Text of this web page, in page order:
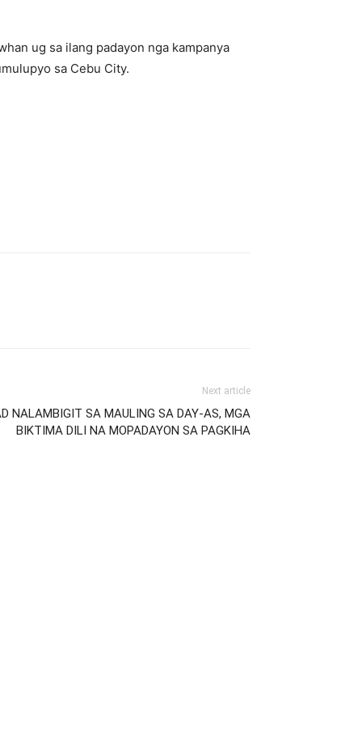
ug sa ilang padayon nga kampanya
sa Cebu City.
Next article
NALAMBIGIT SA MAULING SA DAY-AS, MGA
BIKTIMA DILI NA MOPADAYON SA PAGKIHA